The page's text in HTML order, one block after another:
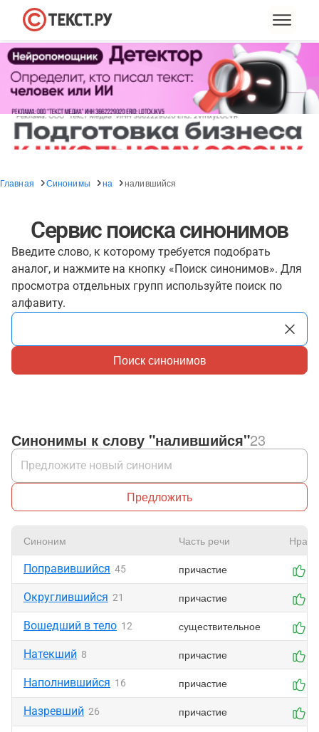
Главная Синонимы на налившийся
Сервис поиска синонимов
Введите слово, к которому требуется подобрать
аналог, и нажмите на кнопку «Поиск синонимов». Для
просмотра отдельных групп используйте поиск по
алфавиту.
Поиск синонимов
Синонимы к слову "налившийся"23
Предложить
Синоним Часть речи
Поправившийся 45 причастие
Округлившийся 21 причастие
Вошедший в тело 12 существительное
Натекший 8 причастие
Наполнившийся 16 причастие
Назревший 26 причастие